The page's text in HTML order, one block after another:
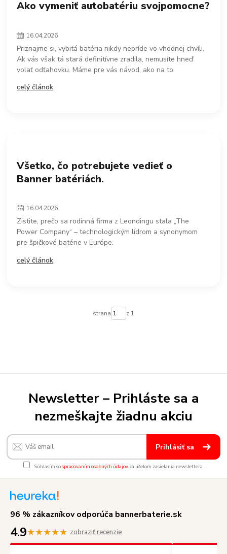
Ako vymeniť autobatériu svojpomocne?
16.04.2026
Priznajme si, vybitá batéria nikdy nepríde vo vhodnej chvíli.
Ak vás však tá stará definitívne zradila, nemusíte hneď
volať odťahovku. Máme pre vás návod, ako na to.
celý článok
Všetko, čo potrebujete vedieť o
Banner batériách.
16.04.2026
Zistite, prečo sa rodinná firma z Leondingu stala „The
Power Company“ – technologickým lídrom a synonymom
pre špičkové batérie v Európe.
celý článok
strana z 1
Newsletter – Prihláste sa a
nezmeškajte žiadnu akciu
Prihlásiť sa
Súhlasím sospracovaním osobných údajov za účelom zasielania newslettera.
96 % zákazníkov odporúča bannerbaterie.sk
4.9★★★★★ zobraziť recenzie